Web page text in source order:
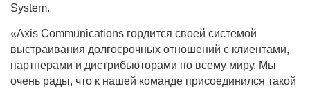
System.
«Axis Communications гордится своей системой
выстраивания долгосрочных отношений с клиентами,
партнерами и дистрибьюторами по всему миру. Мы
очень рады, что к нашей команде присоединился такой